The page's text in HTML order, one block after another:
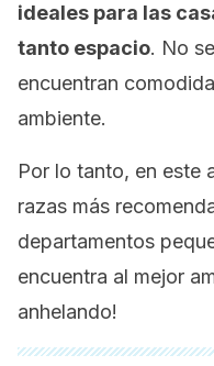
ideales para las
tanto espacio. No
encuentran
ambiente.
Por lo tanto, en este
razas más
departamentos
encuentra al mejor
anhelando!